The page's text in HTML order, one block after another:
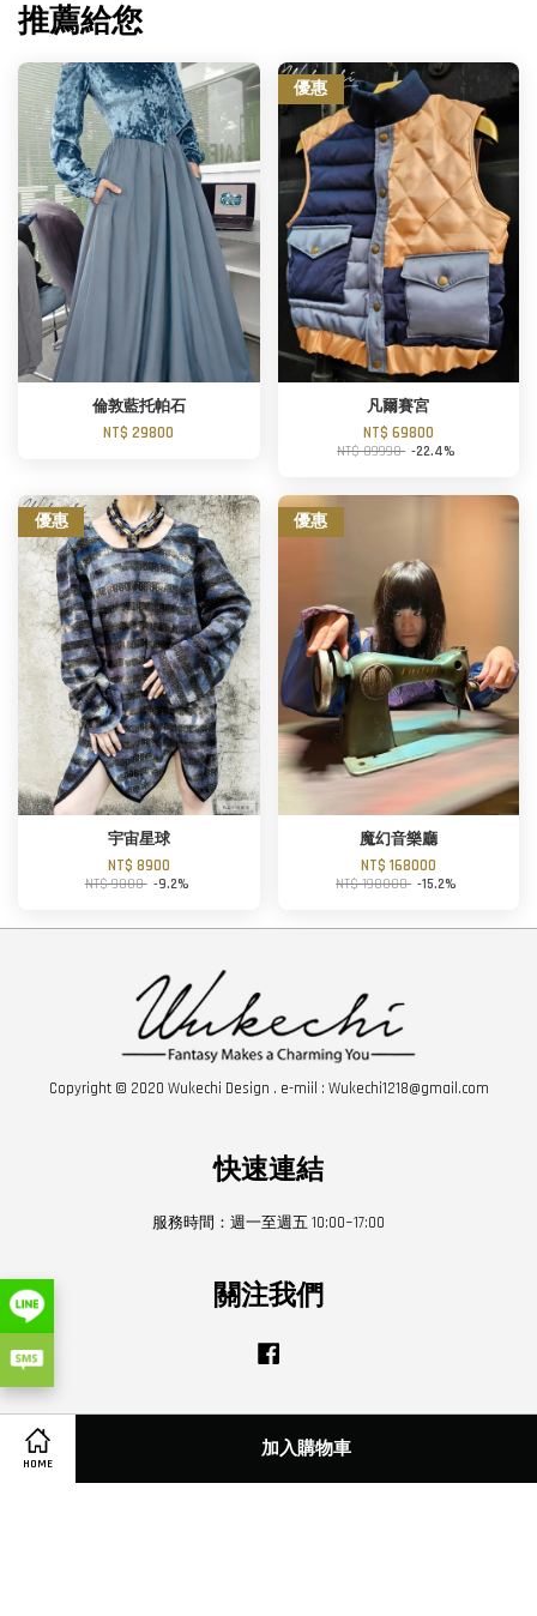
HOME
加入購物車
推薦給您
倫敦藍托帕石
NT$ 29800
優惠
凡爾賽宮
NT$ 69800
NT$ 89990 -22.4%
優惠
宇宙星球
NT$ 8900
NT$ 9800 -9.2%
優惠
魔幻音樂廳
NT$ 168000
NT$ 198000 -15.2%
Copyright © 2020 Wukechi Design . e-miil : Wukechi1218@gmail.com
快速連結
服務時間：週一至週五 10:00~17:00
關注我們
Visa Master